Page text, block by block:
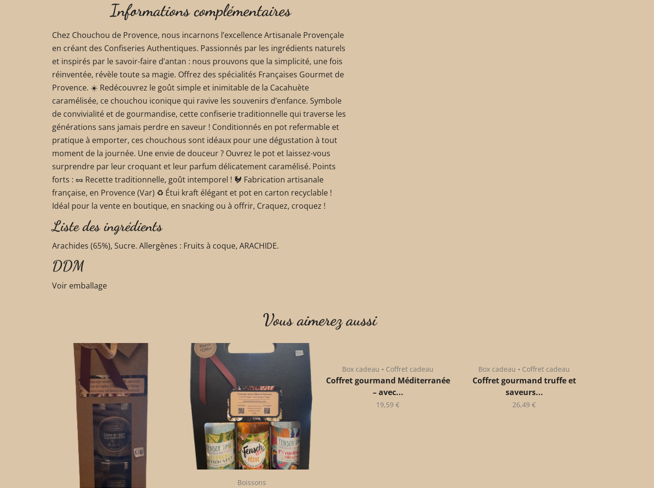
Informations complémentaires
Chez Chouchou de Provence, nous incarnons l’excellence Artisanale Provençale
en créant des Confiseries Authentiques. Passionnés par les ingrédients naturels
et inspirés par le savoir-faire d’antan : nous prouvons que la simplicité, une fois
réinventée, révèle toute sa magie. Offrez des spécialités Françaises Gourmet de
Provence. ☀️ Redécouvrez le goût simple et inimitable de la Cacahuète
caramélisée, ce chouchou iconique qui ravive les souvenirs d’enfance. Symbole
de convivialité et de gourmandise, cette confiserie traditionnelle qui traverse les
générations sans jamais perdre en saveur ! Conditionnés en pot refermable et
pratique à emporter, ces chouchous sont idéaux pour une dégustation à tout
moment de la journée. Une envie de douceur ? Ouvrez le pot et laissez-vous
surprendre par leur croquant et leur parfum délicatement caramélisé. Points
forts : 🥜 Recette traditionnelle, goût intemporel ! 🐓 Fabrication artisanale
française, en Provence (Var) ♻️ Étui kraft élégant et pot en carton recyclable !
Idéal pour la vente en boutique, en snacking ou à offrir, Craquez, croquez !
Liste des ingrédients
Arachides (65%), Sucre. Allergènes : Fruits à coque, ARACHIDE.
DDM
Voir emballage
Vous aimerez aussi
Boissons
Box cadeau • Coffret cadeau
Coffret gourmand Méditerranée
– avec...
19,59 €
Box cadeau • Coffret cadeau
Coffret gourmand truffe et
saveurs...
26,49 €